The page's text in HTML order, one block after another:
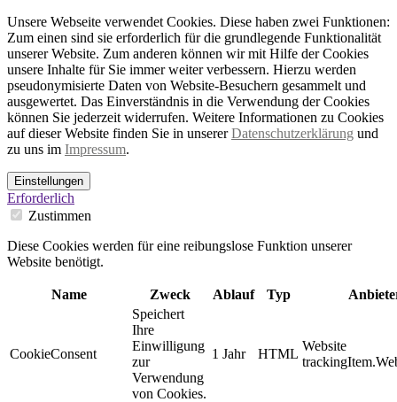
Unsere Webseite verwendet Cookies. Diese haben zwei Funktionen:
Zum einen sind sie erforderlich für die grundlegende Funktionalität
unserer Website. Zum anderen können wir mit Hilfe der Cookies
unsere Inhalte für Sie immer weiter verbessern. Hierzu werden
pseudonymisierte Daten von Website-Besuchern gesammelt und
ausgewertet. Das Einverständnis in die Verwendung der Cookies
können Sie jederzeit widerrufen. Weitere Informationen zu Cookies
auf dieser Website finden Sie in unsererDatenschutzerklärung und
zu uns im Impressum.
Einstellungen
Erforderlich
Zustimmen
Diese Cookies werden für eine reibungslose Funktion unserer
Website benötigt.
Name Zweck Ablauf Typ
CookieConsent
Speichert
Ihre
Einwilligung
zur
Verwendung
von Cookies.
1 Jahr HTML
Website